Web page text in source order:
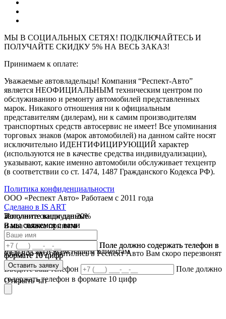
МЫ В СОЦИАЛЬНЫХ СЕТЯХ! ПОДКЛЮЧАЙТЕСЬ И
ПОЛУЧАЙТЕ СКИДКУ 5% НА ВЕСЬ ЗАКАЗ!
Принимаем к оплате:
Уважаемые автовладельцы! Компания “Респект-Авто”
является НЕОФИЦИАЛЬНЫМ техническим центром по
обслуживанию и ремонту автомобилей представленных
марок. Никакого отношения ни к официальным
представителям (дилерам), ни к самим производителям
транспортных средств автосервис не имеет! Все упоминания
торговых знаков (марок автомобилей) на данном сайте носят
исключительно ИДЕНТИФИЦИРУЮЩИЙ характер
(используются не в качестве средства индивидуализации),
указывают, какие именно автомобили обслуживает техцентр
(в соответствии со ст. 1474, 1487 Гражданского Кодекса РФ).
Политика конфиденциальности
ООО «Респект Авто» Работаем с 2011 года
Сделано в IS ART
Заполните ваши данные
и мы свяжемся с вами
Поле должно содержать телефон в
формате 10 цифр
Оставить заявку
Получите скидку до 20%
В течении 10 дней
мы предоставляем скидку
на все услуги всем нашим клиентам
Введите ваш телефон
Поле должно
содержать телефон в формате 10 цифр
Заполните ваши данные
и мы свяжемся с вами
Поле должно содержать телефон в
формате 10 цифр
Оставить заявку
✓
Ваша заявка принята
✓
Ваш ответ принят
Спасибо что обратились в Респект Авто Вам скоро перезвонят
Открыть чат